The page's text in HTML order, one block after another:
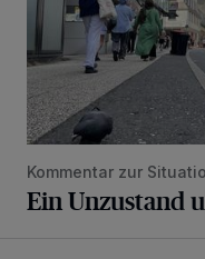
Kommentar zur
Ein Unzustand